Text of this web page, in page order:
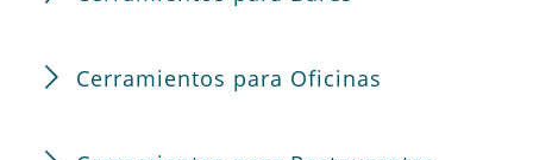
Cerramientos para Oficinas